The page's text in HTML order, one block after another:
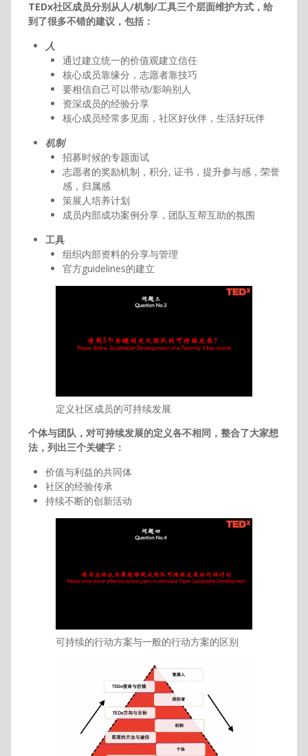
TEDx社区成员分别从人/机制/工具三个层面维护方式，给
到了很多不错的建议，包括：
人
通过建立统一的价值观建立信任
核心成员靠缘分，志愿者靠技巧
要相信自己可以带动/影响别人
资深成员的经验分享
核心成员经常多见面，社区好伙伴，生活好玩伴
机制
招募时候的专题面试
志愿者的奖励机制，积分, 证书，提升参与感，荣誉
感，归属感
策展人培养计划
成员内部成功案例分享，团队互帮互助的氛围
工具
组织内部资料的分享与管理
官方guidelines的建立
定义社区成员的可持续发展
个体与团队，对可持续发展的定义各不相同，整合了大家想
法，列出三个关键字：
价值与利益的共同体
社区的经验传承
持续不断的创新活动
可持续的行动方案与一般的行动方案的区别